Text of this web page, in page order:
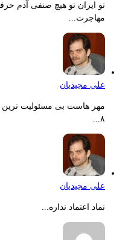
تو ایران تو هیچ صنفی آدم
مهاجرت...
علی مجیدیان
۸...
علی مجیدیان
نماد اعتماد نداره...